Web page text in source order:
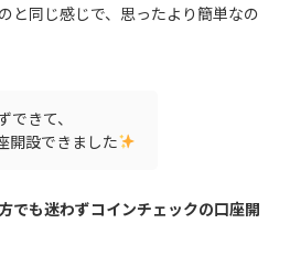
と同じ感じで、思ったより簡単なの
できて、
開設できました
でも迷わずコインチェックの口座開